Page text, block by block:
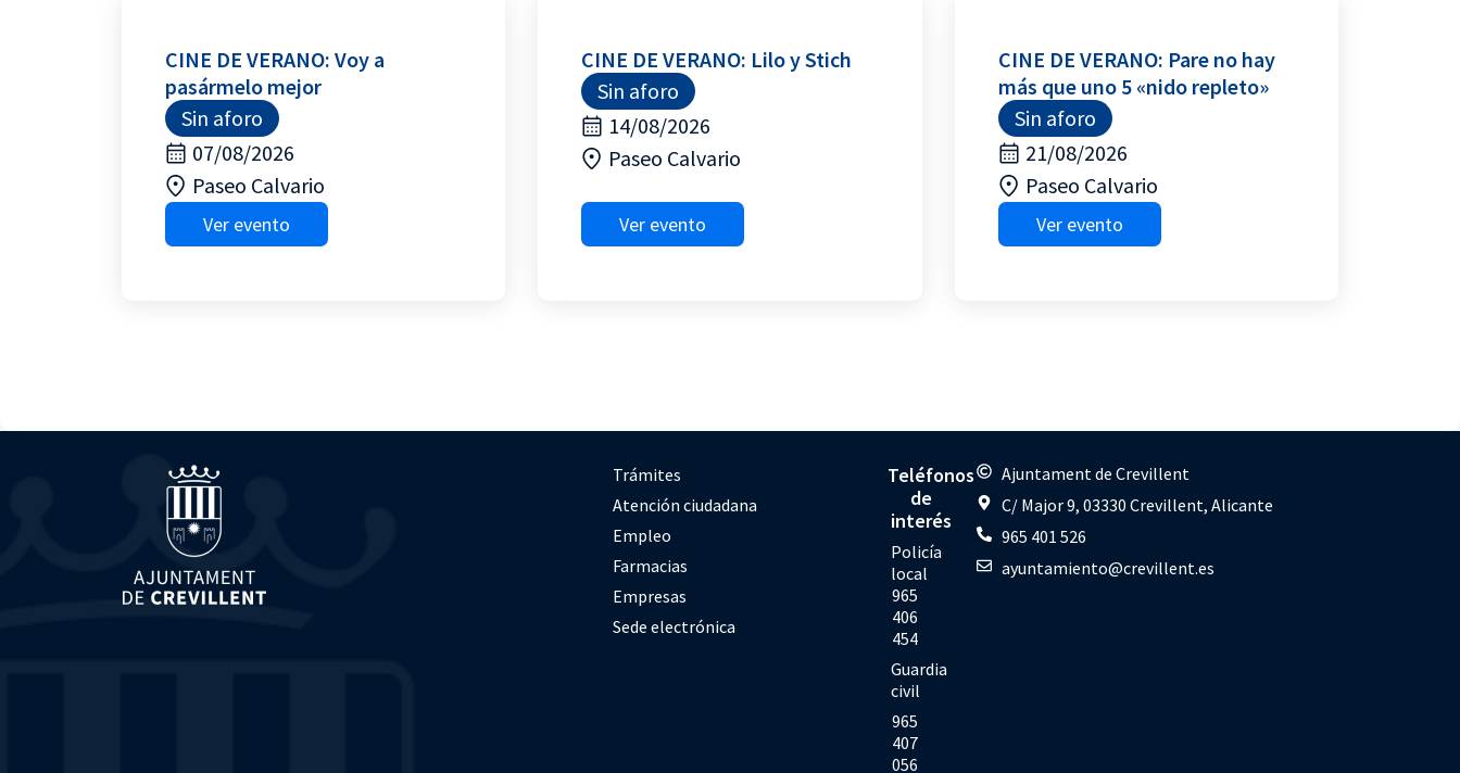
CINE DE VERANO: Voy a
pasármelo mejor
Sin aforo
07/08/2026
Paseo Calvario
Ver evento
CINE DE VERANO: Lilo y Stich
Sin aforo
14/08/2026
Paseo Calvario
Ver evento
CINE DE VERANO: Pare no hay
más que uno 5 «nido repleto»
Sin aforo
21/08/2026
Paseo Calvario
Ver evento
Trámites
Atención ciudadana
Empleo
Farmacias
Empresas
Sede electrónica
Teléfonos
de
interés
Policía
local
965
406
454
Guardia
civil
965
407
056
Ajuntament de Crevillent
C/ Major 9, 03330 Crevillent, Alicante
965 401 526
ayuntamiento@crevillent.es